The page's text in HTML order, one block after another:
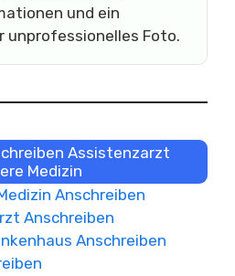
und ein
unprofessionelles Foto.
Assistenzarzt
Medizin
Anschreiben
Anschreiben
Anschreiben